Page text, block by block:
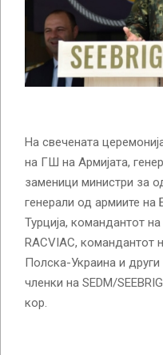
На свечената
на ГШ на Армијата,
заменици министри за
генерали од армиите на
Турција, командантот
RACVIAC, командантот
Полска-Украина и други
членки на SEDM/
кор.